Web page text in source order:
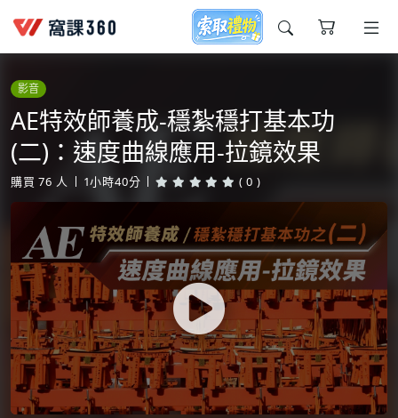
今天想要學什麼?
窩課推薦給您
影音
AE特效師養成-穩紮穩打基本功
(二)：速度曲線應用-拉鏡效果
購買 76 人 1小時40分 ( 0 )